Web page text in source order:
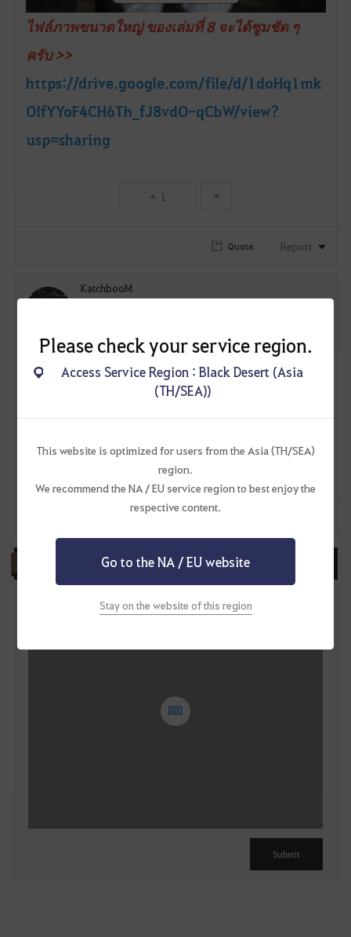
ไฟล์ภาพขนาดใหญ่ ของเล่มที่ 8 จะได้ซูมชัด ๆ
ครับ >>
https://drive.google.com/file/d/1doHq1mk
OIfYYoF4CH6Th_fJ8vdO-qCbW/view?
usp=sharing
1
Quote Report
Last Edited on : Oct 7, 2025 (UTC+8)
a
v
o
i
Share
0
KatchbooM
n
e
Submit
Please check your service region.
Access Service Region : Black Desert (Asia
(TH/SEA))
This website is optimized for users from the Asia (TH/SEA)
region.
We recommend the NA / EU service region to best enjoy the
respective content.
Go to the NA / EU website
Stay on the website of this region